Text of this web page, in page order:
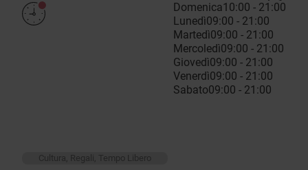
Domenica10:00 - 21:00
Lunedì09:00 - 21:00
Martedì09:00 - 21:00
Mercoledì09:00 - 21:00
Giovedì09:00 - 21:00
Venerdì09:00 - 21:00
Sabato09:00 - 21:00
Cultura, Regali, Tempo Libero